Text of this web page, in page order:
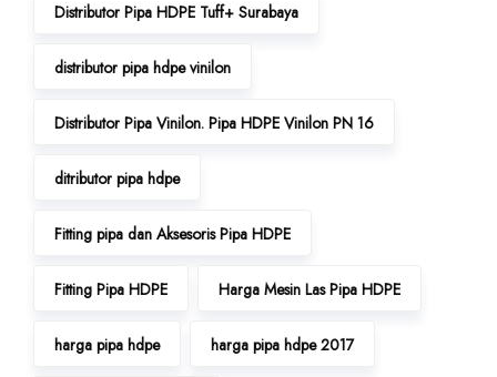
Distributor Pipa HDPE Tuff+ Surabaya
distributor pipa hdpe vinilon
Distributor Pipa Vinilon. Pipa HDPE Vinilon PN 16
ditributor pipa hdpe
Fitting pipa dan Aksesoris Pipa HDPE
Fitting Pipa HDPE Harga Mesin Las Pipa HDPE
harga pipa hdpe harga pipa hdpe 2017